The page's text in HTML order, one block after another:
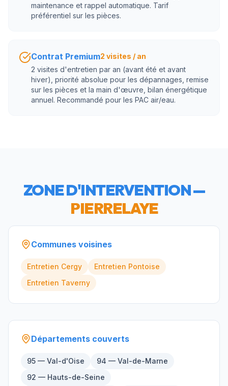
maintenance et rappel automatique. Tarif
préférentiel sur les pièces.
Contrat Premium2 visites / an
2 visites d'entretien par an (avant été et avant
hiver), priorité absolue pour les dépannages, remise
sur les pièces et la main d'œuvre, bilan énergétique
annuel. Recommandé pour les PAC air/eau.
ZONE D'INTERVENTION —
PIERRELAYE
Communes voisines
Entretien Cergy Entretien Pontoise
Entretien Taverny
Départements couverts
95 — Val-d'Oise
94 — Val-de-Marne
92 — Hauts-de-Seine